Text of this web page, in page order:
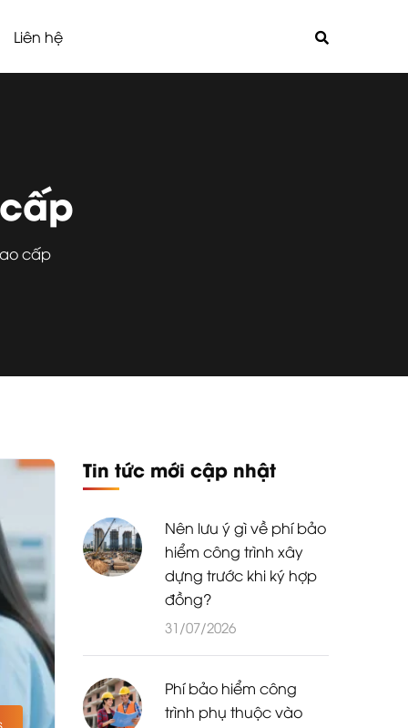
Liên hệ
cấp
Tin tức mới cập nhật
Nên lưu ý gì về phí bảo
hiểm công trình xây
dựng trước khi ký hợp
đồng?
31/07/2026
Phí bảo hiểm công
trình phụ thuộc vào